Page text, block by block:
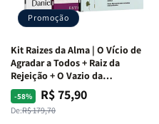
Promoção
Kit Raizes da Alma | O Vício de
Agradar a Todos + Raiz da
Rejeição + O Vazio da
Insatisfação.
-58%
Preço
normal
De:R$ 179,70
Preço
promocional
R$ 75,90